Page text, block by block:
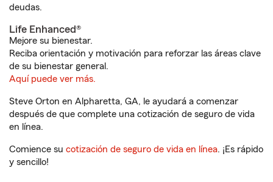
deudas.
Life Enhanced®
Mejore su bienestar.
Reciba orientación y motivación para reforzar las áreas clave
de su bienestar general.
Aquí puede ver más.
Steve Orton en Alpharetta, GA, le ayudará a comenzar
después de que complete una cotización de seguro de vida
en línea.
Comience su cotización de seguro de vida en línea. ¡Es rápido
y sencillo!